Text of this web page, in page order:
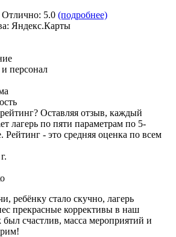
Отлично: 5.0 (подробнее)
Яндекс.Карты
персонал
Оставляя отзыв, каждый
лагерь по пяти параметрам по 5-
Рейтинг - это средняя оценка по всем
ребёнку стало скучно, лагерь
прекрасные коррективы в наш
был счастлив, масса мероприятий и